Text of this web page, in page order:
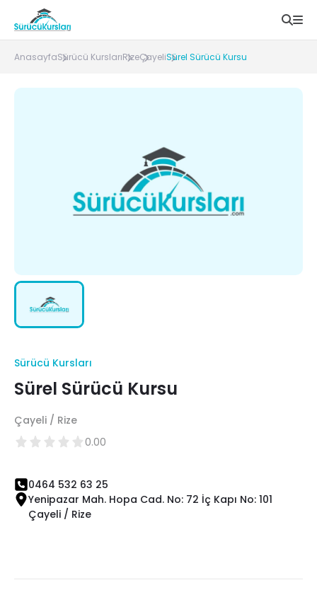
AnasayfaSürücü KurslarıRizeÇayeliSürel Sürücü Kursu
Sürücü Kursları
Sürel Sürücü Kursu
Çayeli / Rize
0.00
0464 532 63 25
Yenipazar Mah. Hopa Cad. No: 72 İç Kapı No: 101
Çayeli / Rize